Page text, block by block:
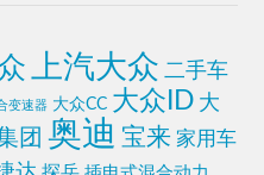
上汽大众 二手车
变速器 大众CC 大众ID 大
团 奥迪 宝来 家用车